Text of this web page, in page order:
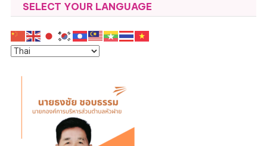
SELECT YOUR LANGUAGE